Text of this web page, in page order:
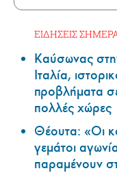
ΕΙΔΗΣΕΙΣ
Καύσωνας
Ιταλία,
προβλήματα
πολλές χώρες
Θέουτα: «Οι
γεμάτοι
παραμένουν